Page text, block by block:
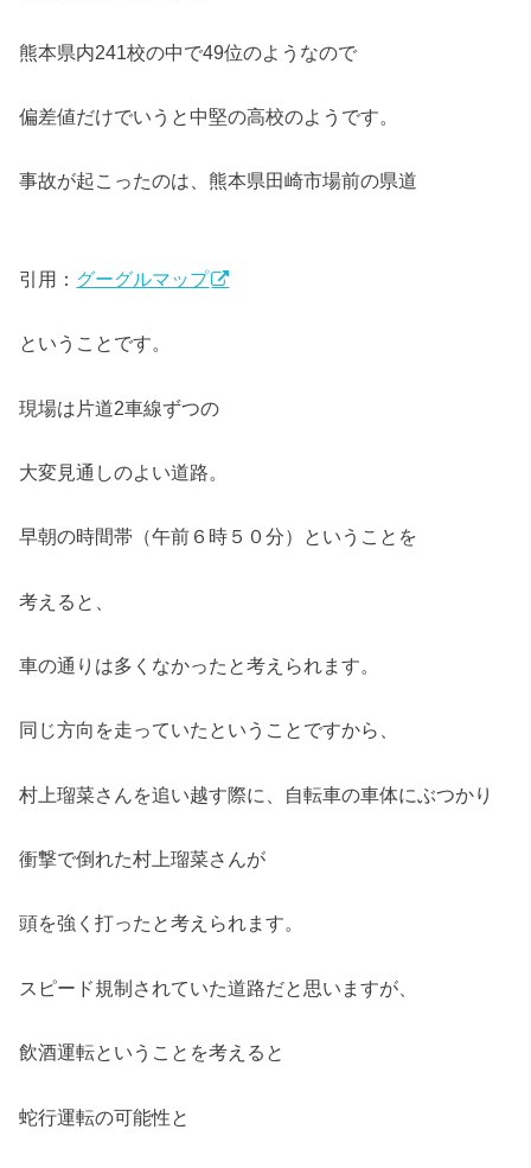
熊本県内241校の中で49位のようなので
偏差値だけでいうと中堅の高校のようです。
事故が起こったのは、熊本県田崎市場前の県道
引用： グーグルマップ
ということです。
現場は片道2車線ずつの
大変見通しのよい道路。
早朝の時間帯（午前６時５０分）ということを
考えると、
車の通りは多くなかったと考えられます。
同じ方向を走っていたということですから、
村上瑠菜さんを追い越す際に、自転車の車体にぶつかり
衝撃で倒れた村上瑠菜さんが
頭を強く打ったと考えられます。
スピード規制されていた道路だと思いますが、
飲酒運転ということを考えると
蛇行運転の可能性と